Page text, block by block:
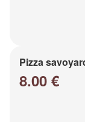
Pizza
8.00 €